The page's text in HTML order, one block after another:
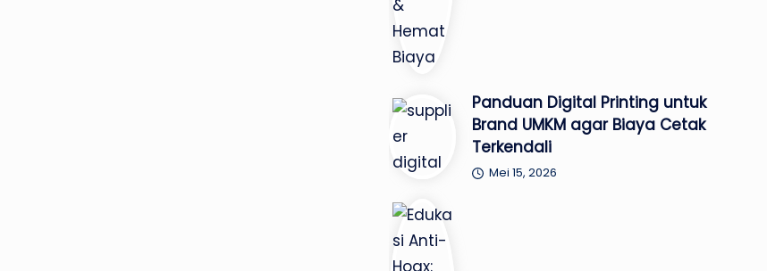
Panduan Digital Printing untuk
Brand UMKM agar Biaya Cetak
Terkendali
Mei 15, 2026